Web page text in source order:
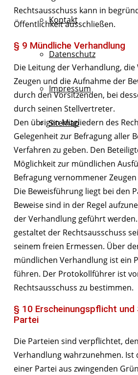
Kontakt
Datenschutz
Impressum
Sitemap
Rechtsausschuss kann in
Öffentlichkeit ausschließen.
§ 9 Mündliche Verhandlung
Die Leitung der Verhandlung,
Zeugen und die Aufnahme der
durch den Vorsitzenden, bei
durch seinen Stellvertreter.
Den übrigen Mitgliedern des
Gelegenheit zur Befragung aller
Verfahren zu geben. Den
Möglichkeit zur mündlichen
Befragung vernommener
Die Beweisführung liegt bei den
Beweise sind in der Regel
der Verhandlung geführt
gestaltet der Rechtsausschuss
seinem freien Ermessen. Über
mündlichen Verhandlung ist ein
führen. Der Protokollführer ist
Rechtsausschuss zu bestimmen.
§ 10 Erscheinungspflicht und
Partei
Die Parteien sind verpflichtet,
Verhandlung wahrzunehmen. Ist
einer Partei aus zwingenden